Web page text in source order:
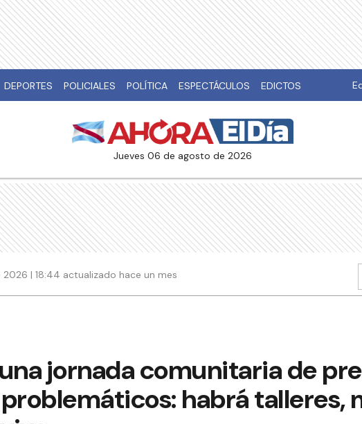
DEPORTES POLICIALES POLÍTICA ESPECTÁCULOS EDICTOS
jueves 06 de agosto de 2026
2026 | 18:44 actualizado hace un mes
jornada comunitaria de
habrá talleres,